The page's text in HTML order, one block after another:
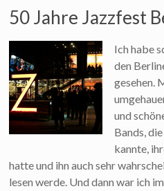
50 Jahre Jazzfest
Ich habe
den
gesehen.
und
Bands,
kannte,
hatte und ihn auch sehr
lesen werde. Und dann war ich